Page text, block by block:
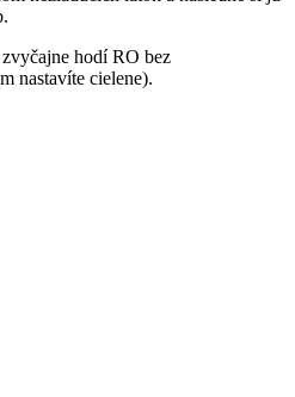
hodí RO bez
nastavíte cielene).